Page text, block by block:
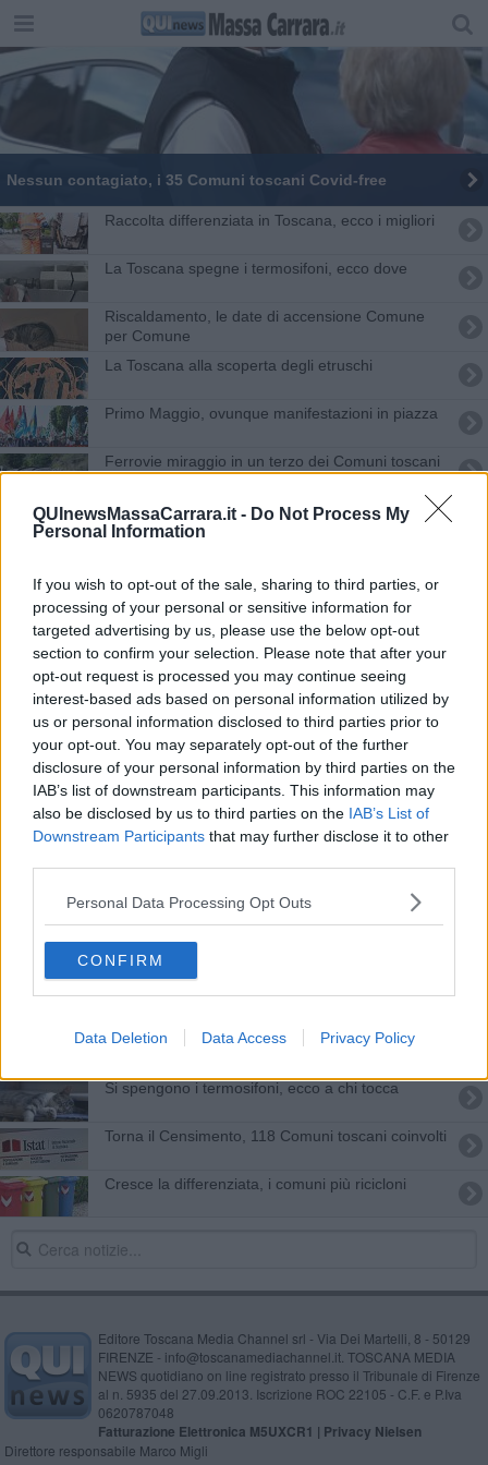
QUInewsMassaCarrara.it - Do Not Process My
Personal Information
If you wish to opt-out of the sale, sharing to third parties, or
processing of your personal or sensitive information for
targeted advertising by us, please use the below opt-out
section to confirm your selection. Please note that after your
opt-out request is processed you may continue seeing
interest-based ads based on personal information utilized by
us or personal information disclosed to third parties prior to
your opt-out. You may separately opt-out of the further
disclosure of your personal information by third parties on the
IAB’s list of downstream participants. This information may
also be disclosed by us to third parties on the IAB’s List of
Downstream Participants that may further disclose it to other
Personal Data Processing Opt Outs
CONFIRM
Data Deletion Data Access Privacy Policy
Nessun contagiato, i 35 Comuni toscani Covid-free
Raccolta differenziata in Toscana, ecco i migliori
La Toscana spegne i termosifoni, ecco dove
Riscaldamento, le date di accensione Comune
per Comune
La Toscana alla scoperta degli etruschi
Primo Maggio, ovunque manifestazioni in piazza
Ferrovie miraggio in un terzo dei Comuni toscani
Amministrative 2024, tutti i Comuni toscani al voto
Censimento Istat, rilevazioni in 118 comuni
Termosifoni, quando vanno spenti Comune per
Comune
Raccolta differenziata, ecco i Comuni più ricicloni
Termosifoni, le date di accensione Comune per
Comune
Nessun contagiato, i 38 Comuni toscani Covid-
free
Istat alla scoperta del tempo libero dei toscani
Alluvione, dal Mimit 50 milioni per le aree colpite
Ecco i Comuni più ricicloni della Toscana
Spacciano droga alla stazione dei treni
27 nuovi ambiti per il turismo in Toscana
Si spengono i termosifoni, ecco a chi tocca
Torna il Censimento, 118 Comuni toscani coinvolti
Cresce la differenziata, i comuni più ricicloni
Editore Toscana Media Channel srl - Via Dei Martelli, 8 - 50129
FIRENZE - info@toscanamediachannel.it. TOSCANA MEDIA
NEWS quotidiano on line registrato presso il Tribunale di Firenze
al n. 5935 del 27.09.2013. Iscrizione ROC 22105 - C.F. e P.Iva
0620787048
Fatturazione Elettronica M5UXCR1 | Privacy Nielsen
Direttore responsabile Marco Migli